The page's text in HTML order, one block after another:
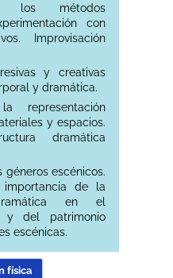
los métodos
con
Improvisación
y creativas
y dramática.
representación
y espacios.
dramática
géneros escénicos.
de la
en el
y del patrimonio
escénicas.
física